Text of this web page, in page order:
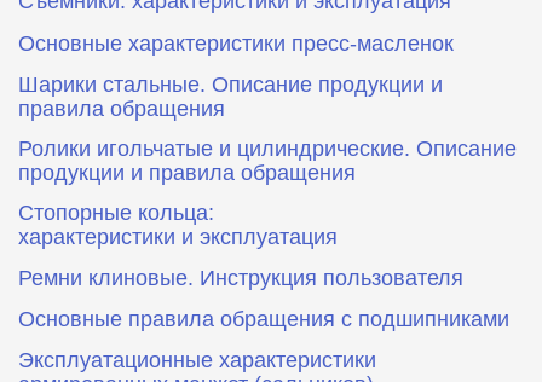
Основные характеристики пресс‑масленок
Шарики стальные. Описание продукции и
правила обращения
Ролики игольчатые и цилиндрические. Описание
продукции и правила обращения
Стопорные кольца:
характеристики и эксплуатация
Ремни клиновые. Инструкция пользователя
Основные правила обращения с подшипниками
Эксплуатационные характеристики